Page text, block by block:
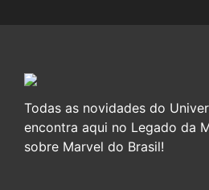
Todas as novidades do
encontra aqui no Legado da
sobre Marvel do Brasil!